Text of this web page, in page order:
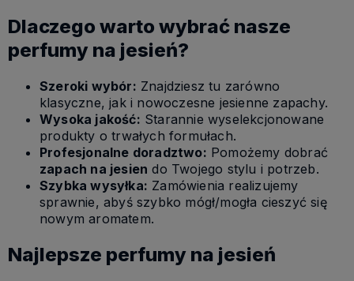
Dlaczego warto wybrać nasze
perfumy na jesień?
Szeroki wybór: Znajdziesz tu zarówno
klasyczne, jak i nowoczesne jesienne zapachy.
Wysoka jakość: Starannie wyselekcjonowane
produkty o trwałych formułach.
Profesjonalne doradztwo: Pomożemy dobrać
zapach na jesien do Twojego stylu i potrzeb.
Szybka wysyłka: Zamówienia realizujemy
sprawnie, abyś szybko mógł/mogła cieszyć się
nowym aromatem.
Najlepsze perfumy na jesień